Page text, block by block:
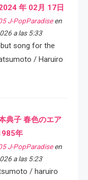
年 02月 17日
J-PopParadiseen
a las 5:33
song for the
/ Haruiro
典子 春色のエア
年
J-PopParadiseen
a las 5:23
/ haruiro